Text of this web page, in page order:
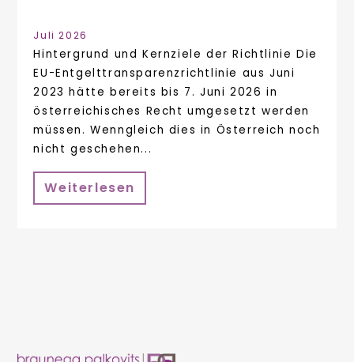
Juli 2026
Hintergrund und Kernziele der Richtlinie Die
EU-Entgelttransparenzrichtlinie aus Juni
2023 hätte bereits bis 7. Juni 2026 in
österreichisches Recht umgesetzt werden
müssen. Wenngleich dies in Österreich noch
nicht geschehen...
Weiterlesen